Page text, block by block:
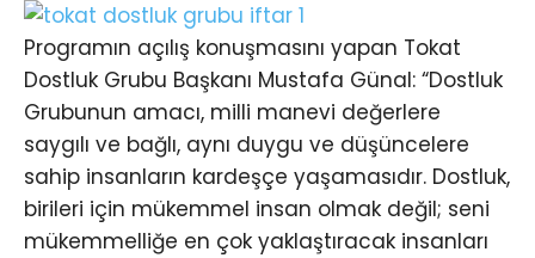
Programın açılış konuşmasını yapan Tokat
Dostluk Grubu Başkanı Mustafa Günal: “Dostluk
Grubunun amacı, milli manevi değerlere
saygılı ve bağlı, aynı duygu ve düşüncelere
sahip insanların kardeşçe yaşamasıdır. Dostluk,
birileri için mükemmel insan olmak değil; seni
mükemmelliğe en çok yaklaştıracak insanları